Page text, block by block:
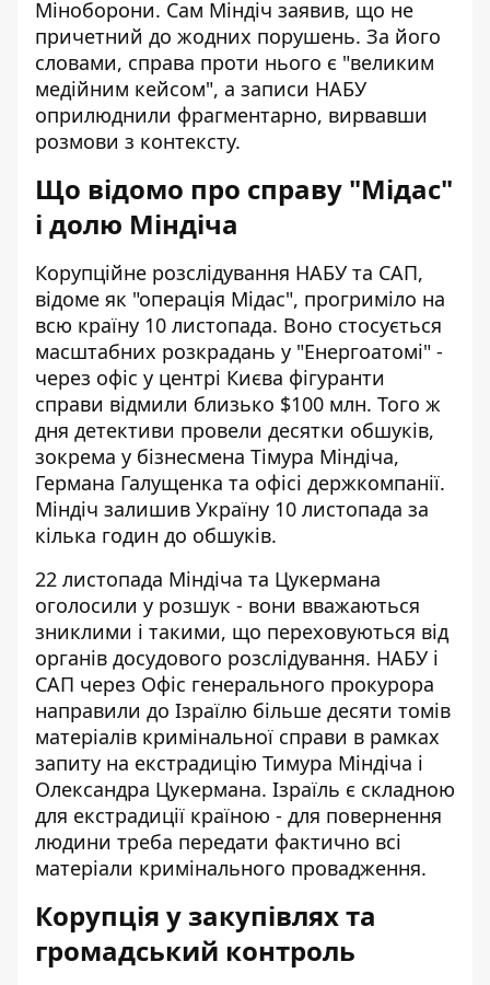
Міноборони. Сам Міндіч заявив, що не
причетний до жодних порушень. За його
словами, справа проти нього є "великим
медійним кейсом", а записи НАБУ
оприлюднили фрагментарно, вирвавши
розмови з контексту.
Що відомо про справу "Мідас"
і долю Міндіча
Корупційне розслідування НАБУ та САП,
відоме як "операція Мідас", прогриміло на
всю країну 10 листопада. Воно стосується
масштабних розкрадань у "Енергоатомі" -
через офіс у центрі Києва фігуранти
справи відмили близько $100 млн. Того ж
дня детективи провели десятки обшуків,
зокрема у бізнесмена Тімура Міндіча,
Германа Галущенка та офісі держкомпанії.
Міндіч залишив Україну 10 листопада за
кілька годин до обшуків.
22 листопада Міндіча та Цукермана
оголосили у розшук - вони вважаються
зниклими і такими, що переховуються від
органів досудового розслідування. НАБУ і
САП через Офіс генерального прокурора
направили до Ізраїлю більше десяти томів
матеріалів кримінальної справи в рамках
запиту на екстрадицію Тимура Міндіча і
Олександра Цукермана. Ізраїль є складною
для екстрадиції країною - для повернення
людини треба передати фактично всі
матеріали кримінального провадження.
Корупція у закупівлях та
громадський контроль